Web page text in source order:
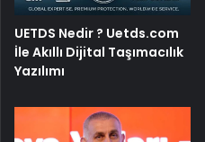
UETDS Nedir ? Uetds.com
İle Akıllı Dijital Taşımacılık
Yazılımı